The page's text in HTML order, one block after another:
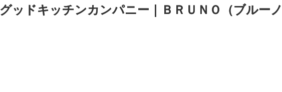
グッドキッチンカンパニー｜ＢＲＵＮＯ（ブルー